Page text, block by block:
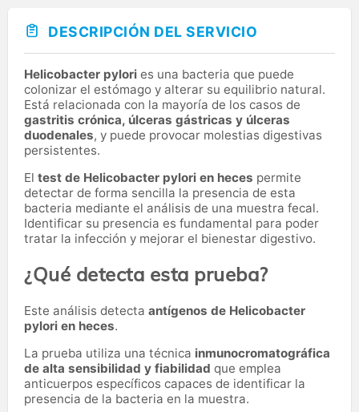
DESCRIPCIÓN DEL SERVICIO
Helicobacter pylori es una bacteria que puede
colonizar el estómago y alterar su equilibrio natural.
Está relacionada con la mayoría de los casos de
gastritis crónica, úlceras gástricas y úlceras
duodenales, y puede provocar molestias digestivas
persistentes.
El test de Helicobacter pylori en heces permite
detectar de forma sencilla la presencia de esta
bacteria mediante el análisis de una muestra fecal.
Identificar su presencia es fundamental para poder
tratar la infección y mejorar el bienestar digestivo.
¿Qué detecta esta prueba?
Este análisis detecta antígenos de Helicobacter
pylori en heces.
La prueba utiliza una técnica inmunocromatográfica
de alta sensibilidad y fiabilidad que emplea
anticuerpos específicos capaces de identificar la
presencia de la bacteria en la muestra.